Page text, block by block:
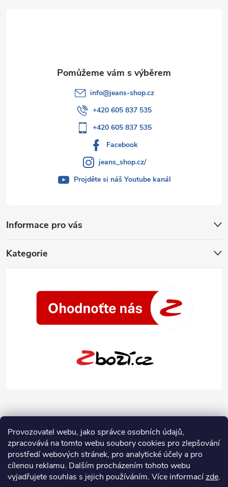
Provozovatel webu, jako správce osobních údajů,
zpracovává na tomto webu soubory cookies pro zlepšování
prostředí webových stránek, pro analytické účely a pro
cílenou reklamu. Dalším procházením tohoto webu
vyjadřujete souhlas s jejich používáním. Více informacízde.
Informace pro vás
Kategorie
info@jeans-shop.cz
+420 605 837 535
+420 605 837 535
Facebook
jeans_shop.cz/
Projděte si náš Youtube kanál